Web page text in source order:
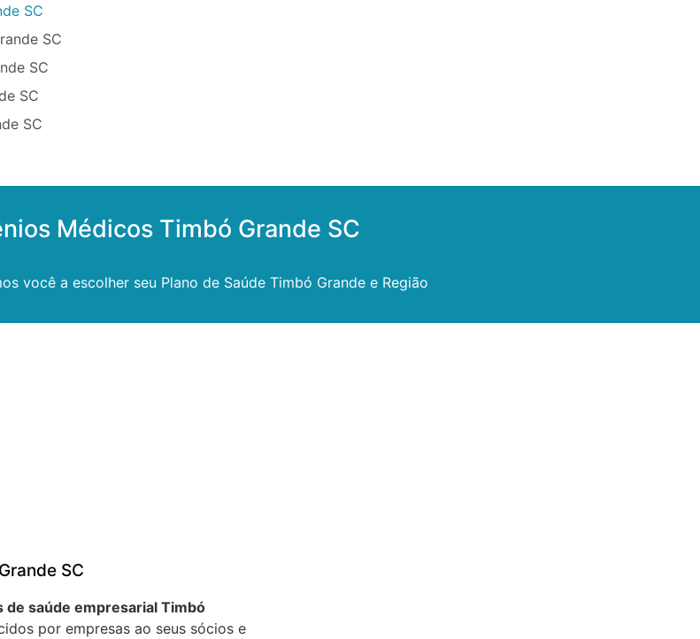
SC
SC
SC
SC
SC
Médicos Timbó Grande SC
você a escolher seu Plano de Saúde Timbó Grande e Região
SC
de saúde empresarial Timbó
por empresas ao seus sócios e